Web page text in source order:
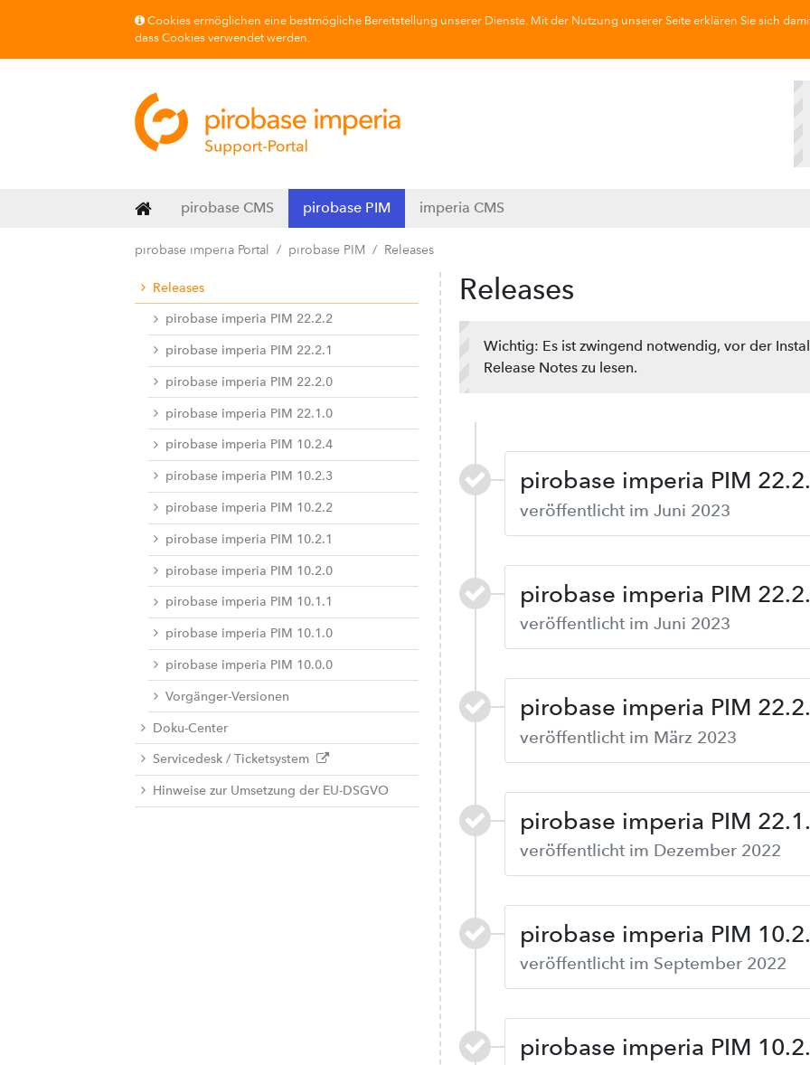
Cookies ermöglichen eine bestmögliche Bereitstellung unserer Dienste. Mit der Nutzung unserer Seite erklären Sie sich
dass Cookies verwendet werden.
pirobase CMS pirobase PIM imperia CMS
pirobase imperia Portal pirobase PIM Releases
Releases
pirobase imperia PIM 22.2.2
pirobase imperia PIM 22.2.1
pirobase imperia PIM 22.2.0
pirobase imperia PIM 22.1.0
pirobase imperia PIM 10.2.4
pirobase imperia PIM 10.2.3
pirobase imperia PIM 10.2.2
pirobase imperia PIM 10.2.1
pirobase imperia PIM 10.2.0
pirobase imperia PIM 10.1.1
pirobase imperia PIM 10.1.0
pirobase imperia PIM 10.0.0
Vorgänger-Versionen
Doku-Center
Servicedesk / Ticketsystem
Hinweise zur Umsetzung der EU-DSGVO
Releases
Wichtig: Es ist zwingend notwendig, vor der
Release Notes zu lesen.
pirobase imperia PIM
veröffentlicht im Juni 2023
pirobase imperia PIM
veröffentlicht im Juni 2023
pirobase imperia PIM
veröffentlicht im März 2023
pirobase imperia PIM
veröffentlicht im Dezember 2022
pirobase imperia PIM
veröffentlicht im September 2022
pirobase imperia PIM